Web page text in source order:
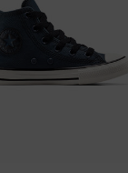
CRUSH
Más